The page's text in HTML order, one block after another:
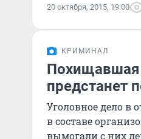
20 октября, 2015, 19:00
КРИМИНАЛ
Похищавшая
предстанет
Уголовное дело в
в составе
вымогали с них